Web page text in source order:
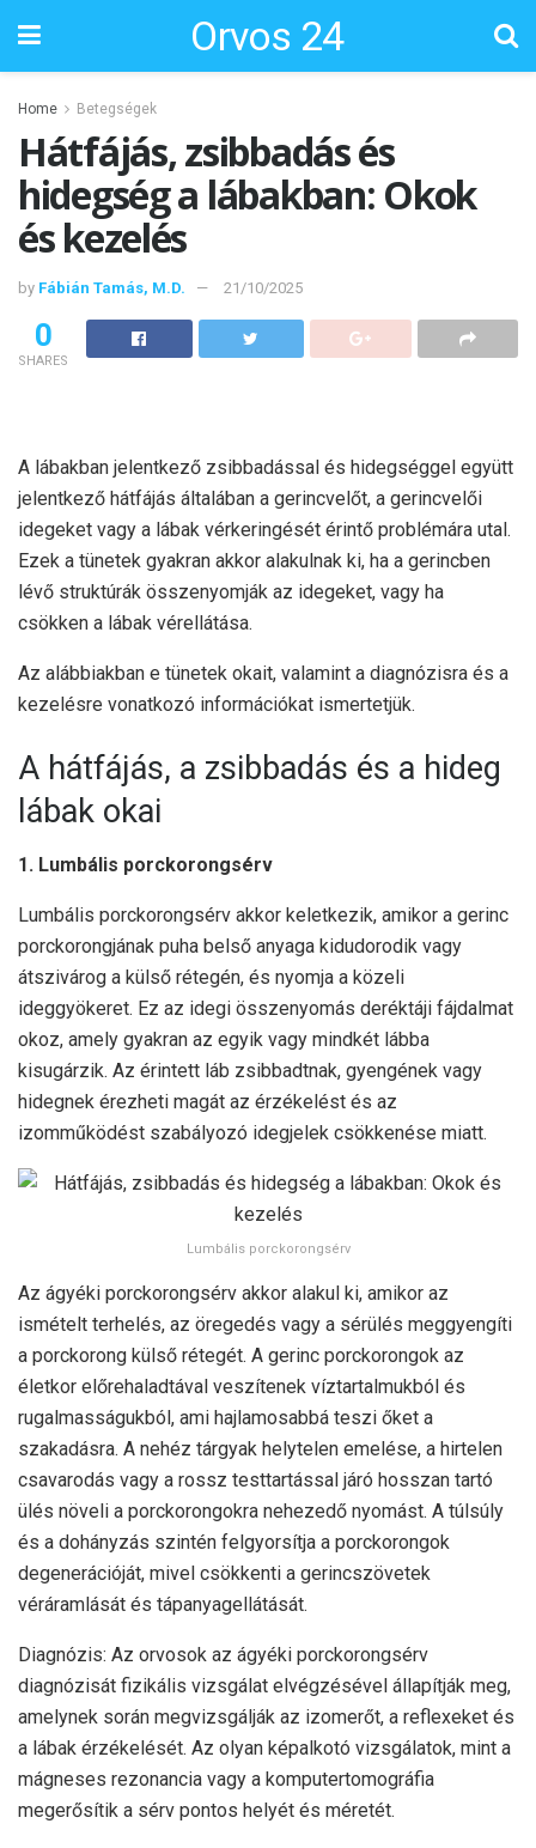
Orvos 24
Home Betegségek
Hátfájás, zsibbadás és
hidegség a lábakban: Okok
és kezelés
by Fábián Tamás, M.D. 21/10/2025
0
SHARES
A lábakban jelentkező zsibbadással és hidegséggel együtt
jelentkező hátfájás általában a gerincvelőt, a gerincvelői
idegeket vagy a lábak vérkeringését érintő problémára utal.
Ezek a tünetek gyakran akkor alakulnak ki, ha a gerincben
lévő struktúrák összenyomják az idegeket, vagy ha
csökken a lábak vérellátása.
Az alábbiakban e tünetek okait, valamint a diagnózisra és a
kezelésre vonatkozó információkat ismertetjük.
A hátfájás, a zsibbadás és a hideg
lábak okai
1. Lumbális porckorongsérv
Lumbális porckorongsérv akkor keletkezik, amikor a gerinc
porckorongjának puha belső anyaga kidudorodik vagy
átszivárog a külső rétegén, és nyomja a közeli
ideggyökeret. Ez az idegi összenyomás deréktáji fájdalmat
okoz, amely gyakran az egyik vagy mindkét lábba
kisugárzik. Az érintett láb zsibbadtnak, gyengének vagy
hidegnek érezheti magát az érzékelést és az
izomműködést szabályozó idegjelek csökkenése miatt.
Lumbális porckorongsérv
Az ágyéki porckorongsérv akkor alakul ki, amikor az
ismételt terhelés, az öregedés vagy a sérülés meggyengíti
a porckorong külső rétegét. A gerinc porckorongok az
életkor előrehaladtával veszítenek víztartalmukból és
rugalmasságukból, ami hajlamosabbá teszi őket a
szakadásra. A nehéz tárgyak helytelen emelése, a hirtelen
csavarodás vagy a rossz testtartással járó hosszan tartó
ülés növeli a porckorongokra nehezedő nyomást. A túlsúly
és a dohányzás szintén felgyorsítja a porckorongok
degenerációját, mivel csökkenti a gerincszövetek
véráramlását és tápanyagellátását.
Diagnózis: Az orvosok az ágyéki porckorongsérv
diagnózisát fizikális vizsgálat elvégzésével állapítják meg,
amelynek során megvizsgálják az izomerőt, a reflexeket és
a lábak érzékelését. Az olyan képalkotó vizsgálatok, mint a
mágneses rezonancia vagy a komputertomográfia
megerősítik a sérv pontos helyét és méretét.